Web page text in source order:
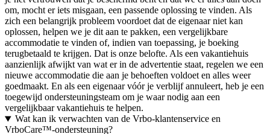
om, mocht er iets misgaan, een passende oplossing te vinden. Als
zich een belangrijk probleem voordoet dat de eigenaar niet kan
oplossen, helpen we je dit aan te pakken, een vergelijkbare
accommodatie te vinden of, indien van toepassing, je boeking
terugbetaald te krijgen. Dat is onze belofte. Als een vakantiehuis
aanzienlijk afwijkt van wat er in de advertentie staat, regelen we een
nieuwe accommodatie die aan je behoeften voldoet en alles weer
goedmaakt. En als een eigenaar vóór je verblijf annuleert, heb je een
toegewijd ondersteuningsteam om je waar nodig aan een
vergelijkbaar vakantiehuis te helpen.
Wat kan ik verwachten van de Vrbo-klantenservice en
VrboCare™-ondersteuning?